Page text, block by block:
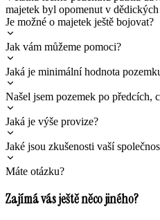
majetek byl opomenut v
Je možné o majetek ještě bojovat?
Jak vám můžeme pomoci?
Jaká je minimální hodnota
Našel jsem pozemek po předcích,
Jaká je výše provize?
Jaké jsou zkušenosti vaší
Máte otázku?
Zajímá vás ještě něco jiného?